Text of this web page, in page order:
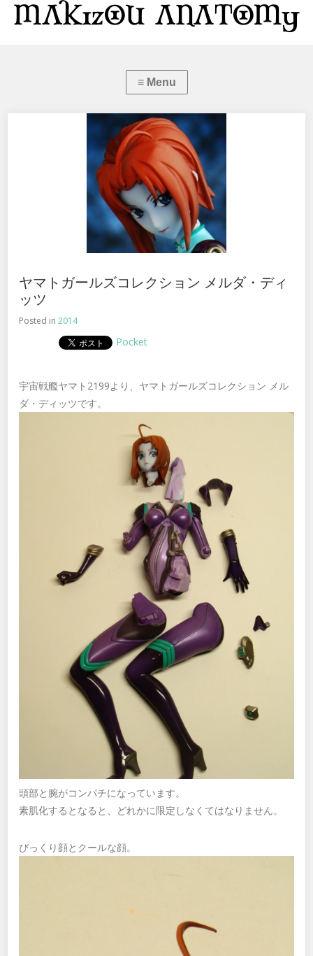
ヤマトガールズコレクション メルダ・ディ
ッツ
Posted in2014
Pocket
宇宙戦艦ヤマト2199より、ヤマトガールズコレクション メル
ダ・ディッツです。
頭部と腕がコンパチになっています。
素肌化するとなると、どれかに限定しなくてはなりません。
びっくり顔とクールな顔。